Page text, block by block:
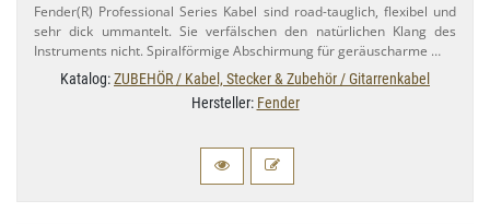
Fender(R) Professional Series Kabel sind road-​tauglich, flexibel und
sehr dick ummantelt. Sie verfälschen den natürlichen Klang des
Instruments nicht. Spiralförmige Abschirmung für geräuscharme …
Katalog:ZUBEHÖR / Kabel, Stecker & Zubehör / Gitarrenkabel
Hersteller: Fender